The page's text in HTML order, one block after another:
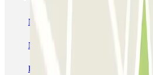
NN Santaló NN Borrell
NN Rocafort Torre Nuñez i Navarro
Parking Viajeros BSM Flos i Calcat